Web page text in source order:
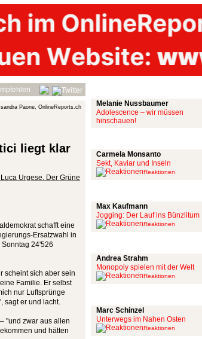
Paone, OnlineReports.ch
liegt klar
Urgese. Der Grüne
schafft eine
Ersatzwahl in
24'526
scheint sich aber sein
Familie. Er selbst
nur Luftsprünge
sagt er und lacht.
"und zwar aus allen
und hätten
Melanie Nussbaumer
Adolescence – wir müssen
hinschauen!
Carmela Monsanto
Sekt, Kaviar und Inseln
Reaktionen
Max Kaufmann
Jogging: Der Lauf ins Bünzlitum
Reaktionen
Andrea Strahm
Monopoly spielen mit der Welt
Reaktionen
Marc Schinzel
Unterwegs im Nahen Osten
Reaktionen